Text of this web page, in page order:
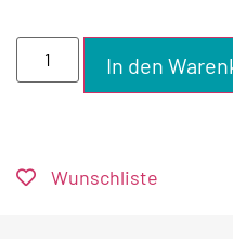
In den
Wunschliste